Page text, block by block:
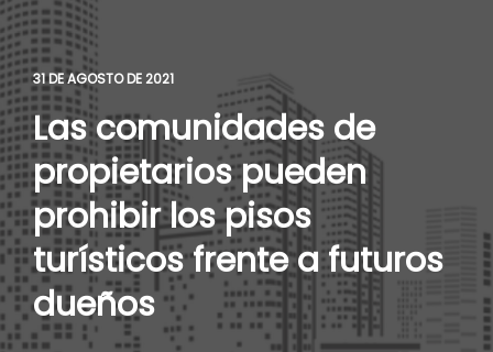
31 DE AGOSTO DE 2021
Las comunidades de
propietarios pueden
prohibir los pisos
turísticos frente a futuros
dueños